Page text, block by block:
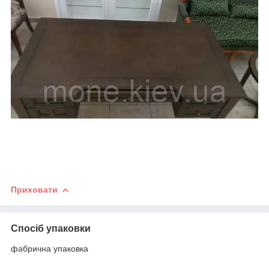
Приховати
Спосіб упаковки
фабрична упаковка